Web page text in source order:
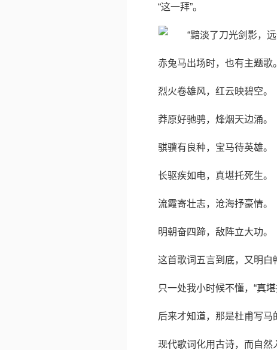
“这一拜”。
赤兔马出场时，也有主题歌
烈火卷雄风，红云映碧空。
莽原好驰骋，烽烟天边涌。
骐骥有良种，宝马待英雄。
长驱疾如电，真堪托死生。
流霞寄壮志，沧海抒豪情。
明朝奋四蹄，敌阵立大功。
这首歌词五言到底，又明白
只一处我小时候不懂，“真堪
后来才知道，那是杜甫写马
现代歌词化用古诗，而自然